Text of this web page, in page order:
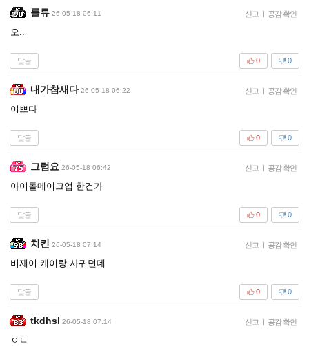
를류 26-05-18 06:11 신고 | 공감 확인
오..
답글 0
0
내가참새다 26-05-18 06:22 신고 | 공감 확인
이쁘다
답글 0
0
그럼요 26-05-18 06:42 신고 | 공감 확인
아이돌메이크업 한건가
답글 0
0
치킨 26-05-18 07:14 신고 | 공감 확인
비재이 케이랑 사귀던데
답글 0
0
tkdhsl 26-05-18 07:14 신고 | 공감 확인
ㅇㄷ